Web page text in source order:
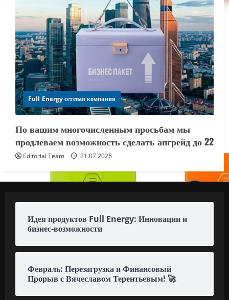
Full Energy сетевая компания
По вашим многочисленным просьбам мы
продлеваем возможность сделать апгрейд до 22
Editorial Team 21.07.2026
Идея продуктов Full Energy: Инновации и
бизнес-возможности
Февраль: Перезагрузка и Финансовый
Прорыв с Вячеславом Терентьевым! 🚀